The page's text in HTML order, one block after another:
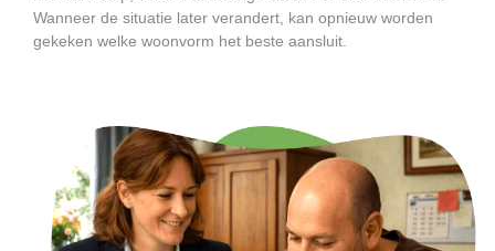
Wanneer de situatie later verandert, kan opnieuw worden
gekeken welke woonvorm het beste aansluit.